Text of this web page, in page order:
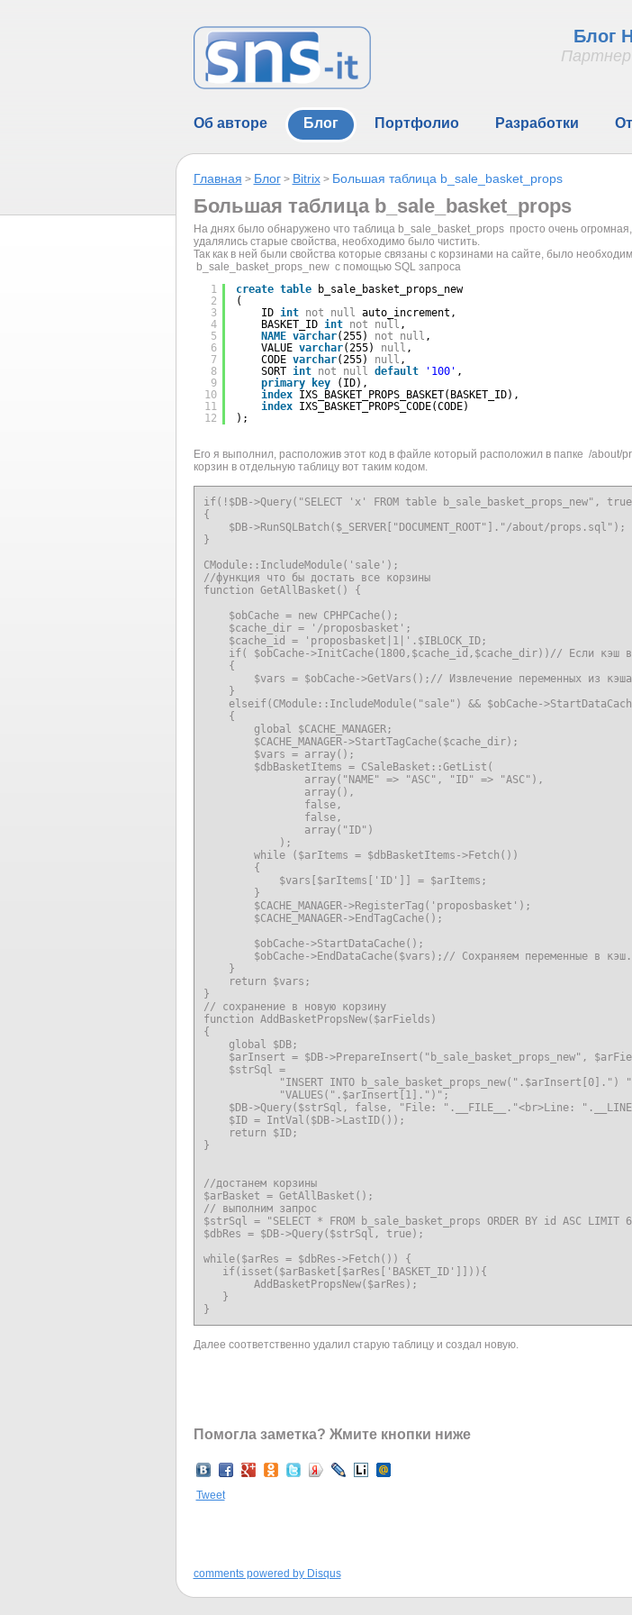
Блог
Партнер
Об авторе Блог Портфолио Разработки
Главная > Блог> Bitrix> Большая таблица b_sale_basket_props
Большая таблица b_sale_basket_props
На днях было обнаружено что таблица b_sale_basket_props просто очень
удалялись старые свойства, необходимо было чистить.
Так как в ней были свойства которые связаны с корзинами на сайте, было
b_sale_basket_props_new с помощью SQL запроса
1
2
3
4
5
6
7
8
9
10
11
12
create table
b_sale_basket_props_new
(
ID int not null auto_increment,
BASKET_ID int not null ,
NAME varchar(255) not null ,
VALUE varchar(255) null ,
CODE varchar(255) null ,
SORT int not null default '100' ,
primary
key
(ID),
index
IXS_BASKET_PROPS_BASKET(BASKET_ID),
index
IXS_BASKET_PROPS_CODE(CODE)
);
Его я выполнил, расположив этот код в файле который расположил в папке /about/
корзин в отдельную таблицу вот таким кодом.
if(!$DB->Query("SELECT 'x' FROM table b_sale_basket_props_new",
{
    $DB->RunSQLBatch($_SERVER["DOCUMENT_ROOT"]."/about/props.sql");
}
CModule::IncludeModule('sale');
//функция что бы достать все корзины
function GetAllBasket() {
    $obCache = new CPHPCache();
    $cache_dir = '/proposbasket';
    $cache_id = 'proposbasket|1|'.$IBLOCK_ID;
if( $obCache->InitCache(1800,$cache_id,$cache_dir))// Если кэш
    {
$vars = $obCache->GetVars();// Извлечение переменных из
    }
elseif(CModule::IncludeModule("sale") && $obCache-
    {
        global $CACHE_MANAGER;
        $CACHE_MANAGER->StartTagCache($cache_dir);
        $vars = array();
        $dbBasketItems = CSaleBasket::GetList(
                array("NAME" => "ASC", "ID" => "ASC"),
                array(),
                false,
                false,
                array("ID")
            );
        while ($arItems = $dbBasketItems->Fetch())
        {
            $vars[$arItems['ID']] = $arItems;
        }
        $CACHE_MANAGER->RegisterTag('proposbasket');
        $CACHE_MANAGER->EndTagCache();
        $obCache->StartDataCache();
$obCache->EndDataCache($vars);// Сохраняем переменные в
    }
    return $vars;
}
// сохранение в новую корзину
function AddBasketPropsNew($arFields)
{
    global $DB;
$arInsert = $DB->PrepareInsert("b_sale_basket_props_new",
    $strSql =
"INSERT INTO b_sale_basket_props_new(".$arInsert[0].")
            "VALUES(".$arInsert[1].")";
$DB->Query($strSql, false, "File: ".__FILE__."<br>Line:
    $ID = IntVal($DB->LastID());
    return $ID;
}
//достанем корзины
$arBasket = GetAllBasket();
// выполним запрос
$strSql = "SELECT * FROM b_sale_basket_props ORDER BY id ASC LIMIT
$dbRes = $DB->Query($strSql, true);
while($arRes = $dbRes->Fetch()) {
   if(isset($arBasket[$arRes['BASKET_ID']])){
        AddBasketPropsNew($arRes);
   }
}
Далее соответственно удалил старую таблицу и создал новую.
Помогла заметка? Жмите кнопки ниже
Tweet
comments powered by Disqus